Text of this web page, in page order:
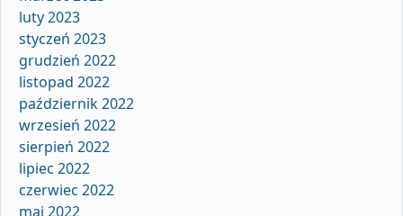
luty 2023
styczeń 2023
grudzień 2022
listopad 2022
październik 2022
wrzesień 2022
sierpień 2022
lipiec 2022
czerwiec 2022
maj 2022